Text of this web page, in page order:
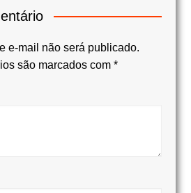
e-mail não será publicado.
são marcados com *